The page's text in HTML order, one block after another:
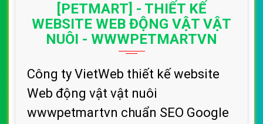
[PETMART] - THIẾT KẾ
WEBSITE WEB ĐỘNG VẬT VẬT
NUÔI - WWWPETMARTVN
Công ty VietWeb thiết kế website
Web động vật vật nuôi
wwwpetmartvn chuẩn SEO Google